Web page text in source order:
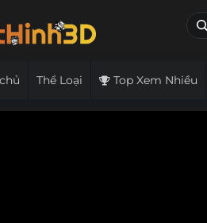
Thể Loại Top Xem Nhiều